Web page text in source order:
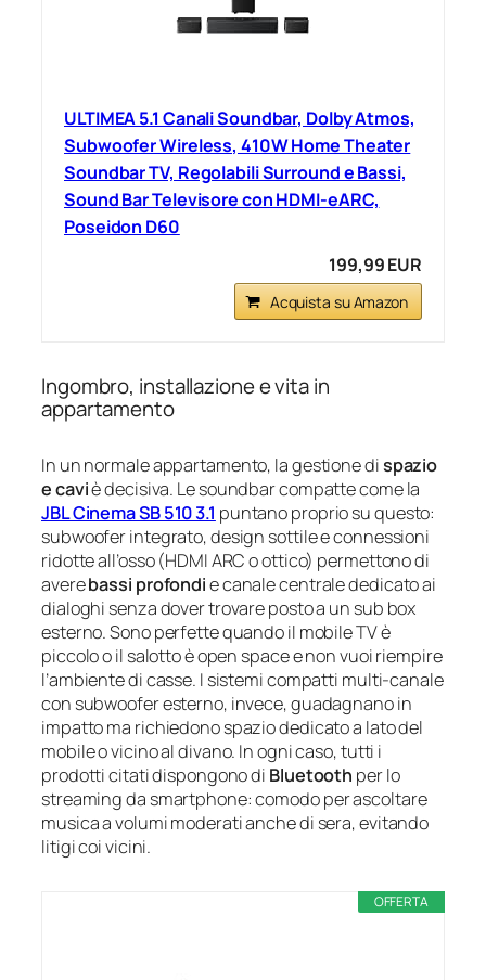
ULTIMEA 5.1 Canali Soundbar, Dolby Atmos,
Subwoofer Wireless, 410W Home Theater
Soundbar TV, Regolabili Surround e Bassi,
Sound Bar Televisore con HDMI-eARC,
Poseidon D60
199,99 EUR
Acquista su Amazon
Ingombro, installazione e vita in
appartamento
In un normale appartamento, la gestione dispazio
e caviè decisiva. Le soundbar compatte come la
JBL Cinema SB 510 3.1 puntano proprio su questo:
subwoofer integrato, design sottile e connessioni
ridotte all’osso (HDMI ARC o ottico) permettono di
averebassi profondie canale centrale dedicato ai
dialoghi senza dover trovare posto a un sub box
esterno. Sono perfette quando il mobile TV è
piccolo o il salotto è open space e non vuoi riempire
l’ambiente di casse. I sistemi compatti multi‑canale
con subwoofer esterno, invece, guadagnano in
impatto ma richiedono spazio dedicato a lato del
mobile o vicino al divano. In ogni caso, tutti i
prodotti citati dispongono di Bluetooth per lo
streaming da smartphone: comodo per ascoltare
musica a volumi moderati anche di sera, evitando
litigi coi vicini.
OFFERTA